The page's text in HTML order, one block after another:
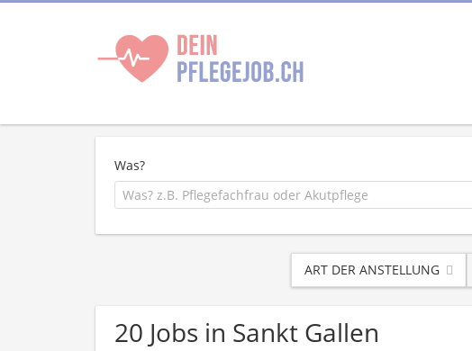
Was?
ART DER ANSTELLUNG
20 Jobs in Sankt Gallen